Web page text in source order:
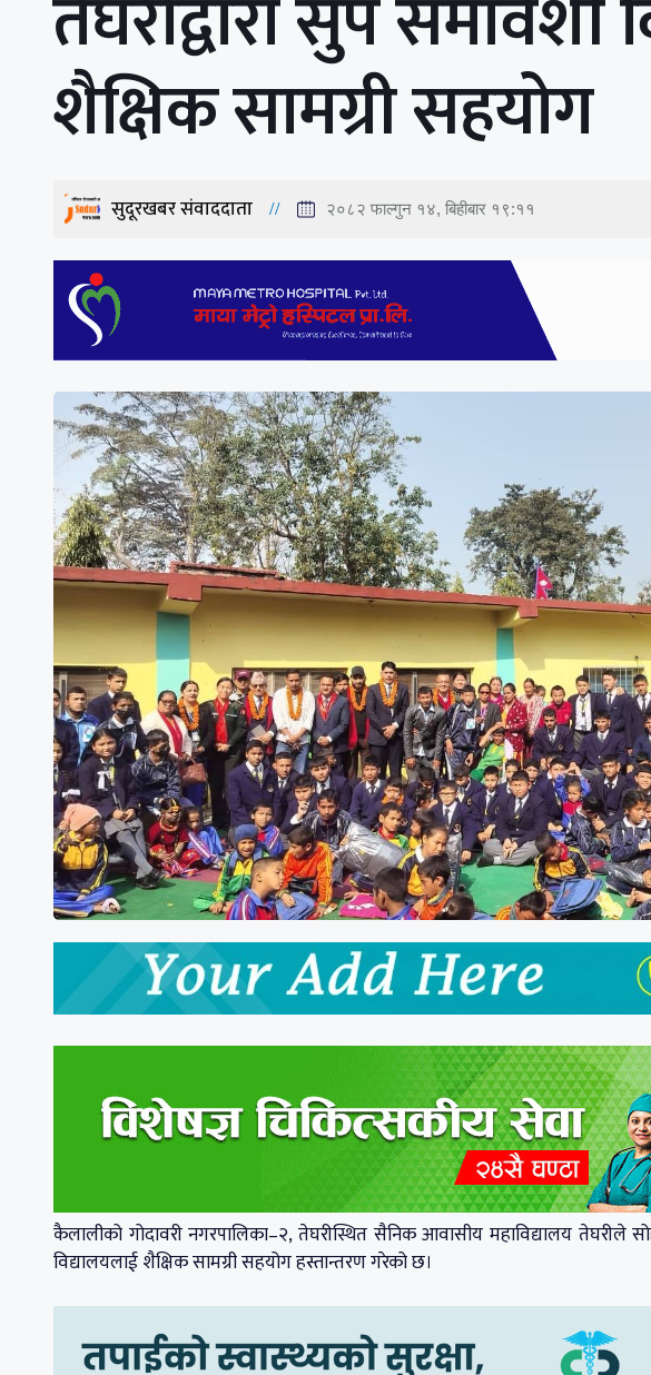
तेघरीद्वारा सुप समावेशी
शैक्षिक सामग्री सहयोग
सुदूरखबर संवाददाता २०८२ फाल्गुन १४, बिहीबार १९:११
कैलालीको गोदावरी नगरपालिका–२, तेघरीस्थित सैनिक आवासीय महाविद्यालय तेघरीले
विद्यालयलाई शैक्षिक सामग्री सहयोग हस्तान्तरण गरेको छ।